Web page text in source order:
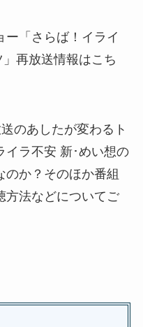
ー「さらば！イライ
再放送情報はこち
のあしたが変わるト
イラ不安 新･めい想の
のか？そのほか番組
方法などについてご